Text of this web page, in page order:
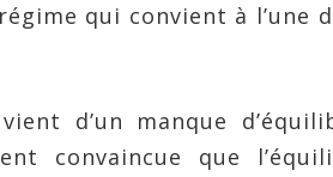
qui convient à l’une
d’un manque
convaincue que